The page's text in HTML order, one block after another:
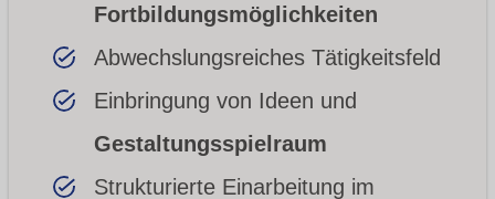
Fortbildungsmöglichkeiten
Abwechslungsreiches Tätigkeitsfeld
Einbringung von Ideen und
Gestaltungsspielraum
Strukturierte Einarbeitung im